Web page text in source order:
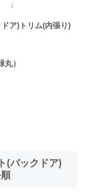
ア)トリム(内張り)
丸）
(バックドア)